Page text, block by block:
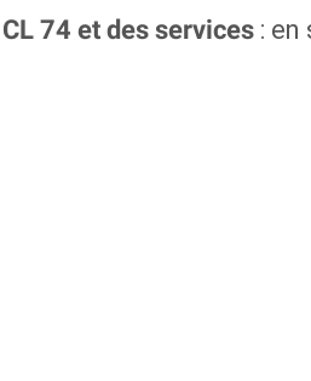
74 et des services : en